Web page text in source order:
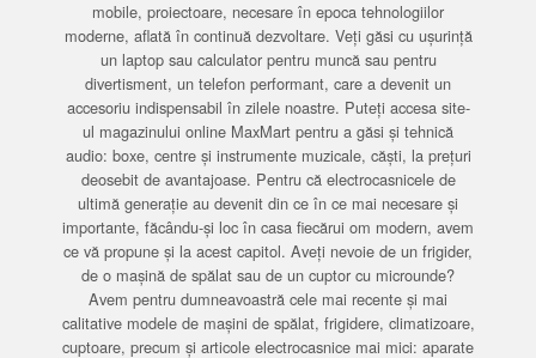
mobile, proiectoare, necesare în epoca tehnologiilor
moderne, aflată în continuă dezvoltare. Veți găsi cu ușurință
un laptop sau calculator pentru muncă sau pentru
divertisment, un telefon performant, care a devenit un
accesoriu indispensabil în zilele noastre. Puteți accesa site-
ul magazinului online MaxMart pentru a găsi și tehnică
audio: boxe, centre și instrumente muzicale, căști, la prețuri
deosebit de avantajoase. Pentru că electrocasnicele de
ultimă generație au devenit din ce în ce mai necesare și
importante, făcându-și loc în casa fiecărui om modern, avem
ce vă propune și la acest capitol. Aveți nevoie de un frigider,
de o mașină de spălat sau de un cuptor cu microunde?
Avem pentru dumneavoastră cele mai recente și mai
calitative modele de mașini de spălat, frigidere, climatizoare,
cuptoare, precum și articole electrocasnice mai mici: aparate